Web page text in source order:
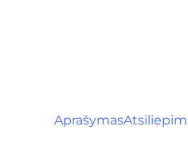
Aprašymas